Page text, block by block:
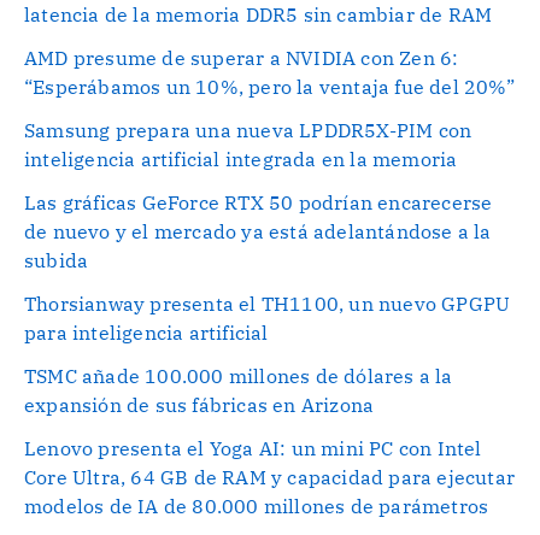
latencia de la memoria DDR5 sin cambiar de RAM
AMD presume de superar a NVIDIA con Zen 6:
“Esperábamos un 10%, pero la ventaja fue del 20%”
Samsung prepara una nueva LPDDR5X-PIM con
inteligencia artificial integrada en la memoria
Las gráficas GeForce RTX 50 podrían encarecerse
de nuevo y el mercado ya está adelantándose a la
subida
Thorsianway presenta el TH1100, un nuevo GPGPU
para inteligencia artificial
TSMC añade 100.000 millones de dólares a la
expansión de sus fábricas en Arizona
Lenovo presenta el Yoga AI: un mini PC con Intel
Core Ultra, 64 GB de RAM y capacidad para ejecutar
modelos de IA de 80.000 millones de parámetros